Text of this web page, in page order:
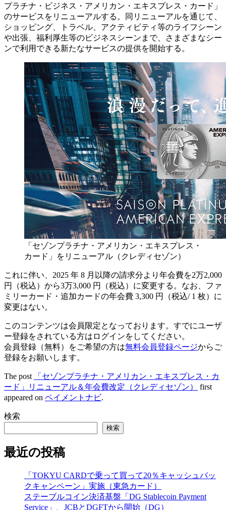
プラチナ・ビジネス・アメリカン・エキスプレス・カード」
のサービスをリニューアルする。同リニューアルを通じて、
ショッピング、トラベル、アクティビティ等のライフシーン
や出張、福利厚生等のビジネスシーンまで、さまざまなシー
ンで利用できる新たなサービスの提供を開始する。
「セゾンプラチナ・アメリカン・エキスプレス・
カード」をリニューアル（クレディセゾン）
これに伴い、2025 年 8 月以降の請求分より年会費を2万2,000
円（税込）から3万3,000 円（税込）に変更する。なお、ファ
ミリーカード・追加カードの年会費 3,300 円（税込/ 1 枚）に
変更はない。
このコンテンツは会員限定となっております。すでにユーザ
ー登録をされている方はログインをしてください。
会員登録（無料）をご希望の方は無料会員登録ページからご
登録をお願いします。
The post
「セゾンプラチナ・アメリカン・エキスプレス・カ
ード」リニューアル＆年会費改定（クレディセゾン）
first
appeared on ペイメントナビ.
検索
検索
最近の投稿
「TOKYU CARDで乗って買って20％キャッシュバッ
クキャンペーン」実施（東急カード）
ステーブルコイン決済基盤「DG Stablecoin Payment
Service」、JCBとDGFTから開始（DG）